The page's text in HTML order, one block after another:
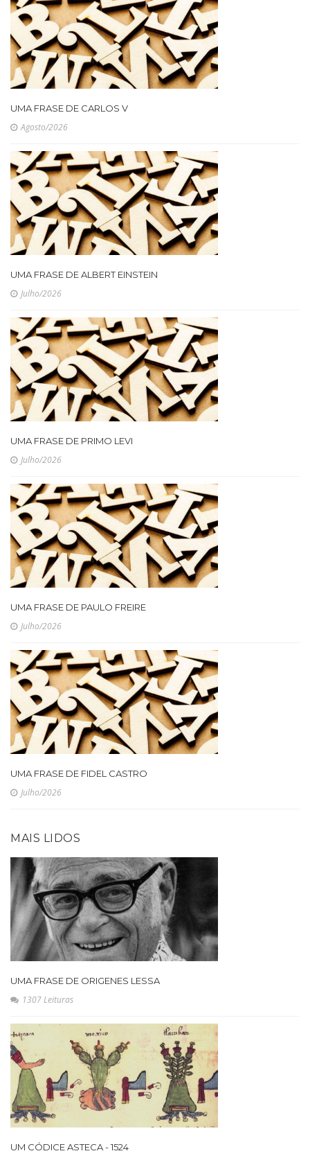
UMA FRASE DE CARLOS V
Agosto/2026
UMA FRASE DE ALBERT EINSTEIN
Julho/2026
UMA FRASE DE PRIMO LEVI
Julho/2026
UMA FRASE DE PAULO FREIRE
Julho/2026
UMA FRASE DE FIDEL CASTRO
Julho/2026
MAIS LIDOS
UMA FRASE DE ORIGENES LESSA
1307 Leituras
UM CÓDICE ASTECA - 1524